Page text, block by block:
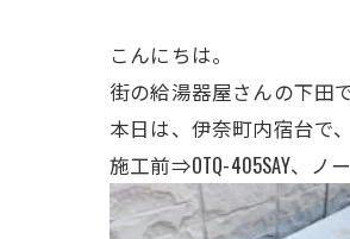
こんにちは。
街の給湯器屋さんの下田で
本日は、伊奈町内宿台で
施工前⇒OTQ-405SAY、ノ